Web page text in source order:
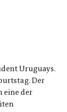
Uruguays.
Der
eine der